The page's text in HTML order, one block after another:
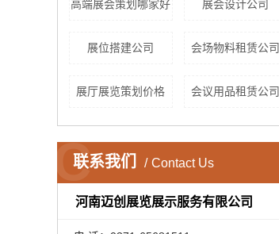
高端展会策划哪家好 展会设计公司
展位搭建公司 会场物料租赁公司
展厅展览策划价格 会议用品租赁公司
联系我们 Contact Us
C
河南迈创展览展示服务有限公司